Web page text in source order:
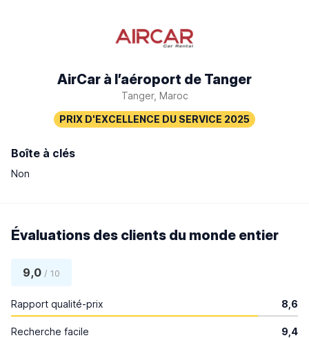
AirCar à l’aéroport de Tanger
Tanger, Maroc
Boîte à clés
Non
Évaluations des clients du monde entier
9,0 / 10
Rapport qualité-prix 8,6
Recherche facile 9,4